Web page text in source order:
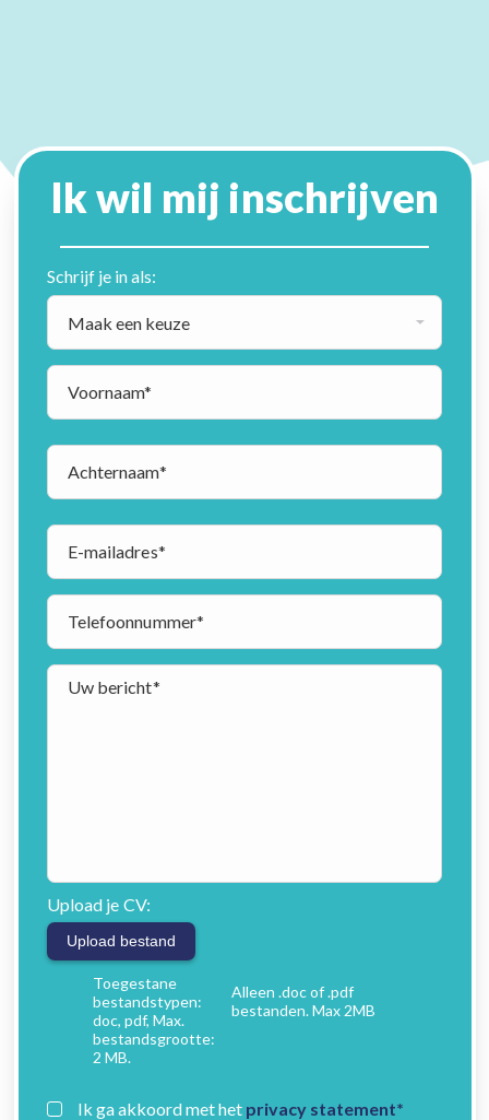
Ik wil mij inschrijven
Schrijf je in als:
Maak
een
keuze *
Voornaam *
Achternaam *
E-
mailadres *
Telefoonnummer *
Uw
bericht
*
Upload je CV:
Toegestane
bestandstypen:
doc, pdf, Max.
bestandsgrootte:
2 MB.
Alleen .doc of .pdf
bestanden. Max 2MB
Toestemming
Ik ga akkoord met het privacy statement*